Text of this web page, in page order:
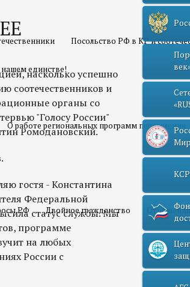
Посольство РФ в КР и
единстве!
О работе региональных программ переселения
РФ Двойное гражданство
насколько успешно
соотечественников и
органы со
"Голосу России"
Ромодановский.
гостя - Константина
Федеральной
статус службы. Мы
программе
на любых
России с